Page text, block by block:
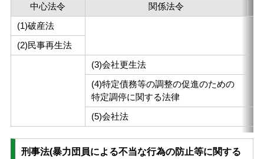
中心法令
関係法令
(1)破産法
(2)民事再生法
(3)会社更生法
(4)特定債務等の調整の促進のための
特定調停に関する法律
(5)会社法
刑事法(暴力団員による不当な行為の防止等に関する